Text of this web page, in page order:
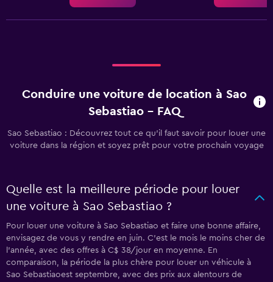
Conduire une voiture de location à Sao
Sebastiao - FAQ
Sao Sebastiao : Découvrez tout ce qu’il faut savoir pour louer une
voiture dans la région et soyez prêt pour votre prochain voyage
Quelle est la meilleure période pour louer
une voiture à Sao Sebastiao ?
Pour louer une voiture à Sao Sebastiao et faire une bonne affaire,
envisagez de vous y rendre en juin. C’est le mois le moins cher de
l’année, avec des offres à C$ 38/jour en moyenne. En
comparaison, la période la plus chère pour louer un véhicule à
Sao Sebastiaoest septembre, avec des prix aux alentours de